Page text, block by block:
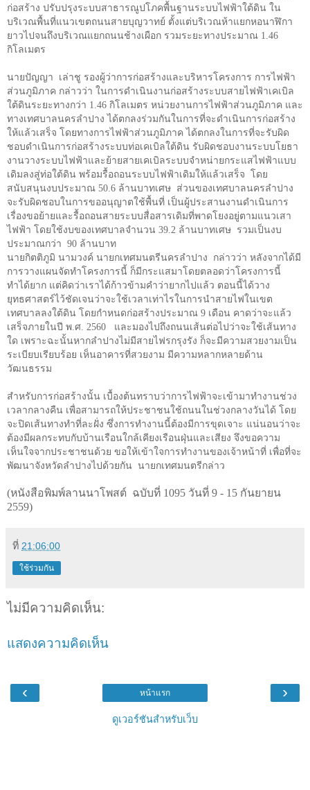
ก่อสร้าง ปรับปรุงระบบสาธารณูปโภคพื้นฐานระบบไฟฟ้าใต้ดิน ใน
บริเวณพื้นที่แนวเขตถนนสายบุญวาทย์ ตั้งแต่บริเวณห้าแยกหอนาฬิกา
ยาวไปจนถึงบริเวณแยกถนนช้างเผือก รวมระยะทางประมาณ 1.46
กิโลเมตร
นายปัญญา
เล่าชู รองผู้ว่าการก่อสร้างและบริหารโครงการ การไฟฟ้า
ส่วนภูมิภาค กล่าวว่า ในการดำเนินงานก่อสร้างระบบสายไฟฟ้าเคเบิล
ใต้ดินระยะทางกว่า 1.46 กิโลเมตร หน่วยงานการไฟฟ้าส่วนภูมิภาค และ
ทางเทศบาลนครลำปาง ได้ตกลงร่วมกันในการที่จะดำเนินการก่อสร้าง
ให้แล้วเสร็จ โดยทางการไฟฟ้าส่วนภูมิภาค ได้ตกลงในการที่จะรับผิด
ชอบดำเนินการก่อสร้างระบบท่อเคเบิลใต้ดิน รับผิดชอบงานระบบโยธา
งานวางระบบไฟฟ้าและย้ายสายเคเบิลระบบจำหน่ายกระแสไฟฟ้าแบบ
เดิมลงสู่ท่อใต้ดิน พร้อมรื้อถอนระบบไฟฟ้าเดิมให้แล้วเสร็จ โดย
สนับสนุนงบประมาณ 50.6 ล้านบาทเศษ ส่วนของเทศบาลนครลำปาง
จะรับผิดชอบในการขออนุญาตใช้พื้นที่ เป็นผู้ประสานงานดำเนินการ
เรื่องขอย้ายและรื้อถอนสายระบบสื่อสารเดิมที่พาดโยงอยู่ตามแนวเสา
ไฟฟ้า โดยใช้งบของเทศบาลจำนวน 39.2 ล้านบาทเศษ รวมเป็นงบ
ประมาณกว่า 90 ล้านบาท
นายกิตติภูมิ นามวงค์ นายกเทศมนตรีนครลำปาง กล่าวว่า หลังจากได้มี
การวางแผนจัดทำโครงการนี้ ก็มีกระแสมาโดยตลอดว่าโครงการนี้
ทำได้ยาก แต่คิดว่าเราได้ก้าวข้ามคำว่ายากไปแล้ว ตอนนี้ได้วาง
ยุทธศาสตร์ไว้ชัดเจนว่าจะใช้เวลาเท่าไรในการนำสายไฟในเขต
เทศบาลลงใต้ดิน โดยกำหนดก่อสร้างประมาณ 9 เดือน คาดว่าจะแล้ว
เสร็จภายในปี พ.ศ. 2560 และมองไปถึงถนนเส้นต่อไปว่าจะใช้เส้นทาง
ใด เพราะฉะนั้นหากลำปางไม่มีสายไฟรกรุงรัง ก็จะมีความสวยงามเป็น
ระเบียบเรียบร้อย เห็นอาคารที่สวยงาม มีความหลากหลายด้าน
วัฒนธรรม
สำหรับการก่อสร้างนั้น เบื้องต้นทราบว่าการไฟฟ้าจะเข้ามาทำงานช่วง
เวลากลางคืน เพื่อสามารถให้ประชาชนใช้ถนนในช่วงกลางวันได้ โดย
จะปิดเส้นทางทำที่ละฝั่ง ซึ่งการทำงานนี้ต้องมีการขุดเจาะ แน่นอนว่าจะ
ต้องมีผลกระทบกับบ้านเรือนใกล้เคียงเรือนฝุ่นและเสียง จึงขอความ
เห็นใจจากประชาชนด้วย ขอให้เข้าใจการทำงานของเจ้าหน้าที่ เพื่อที่จะ
พัฒนาจังหวัดลำปางไปด้วยกัน นายกเทศมนตรีกล่าว
(หนังสือพิมพ์ลานนาโพสต์ ฉบับที่ 1095 วันที่ 9 - 15 กันยายน
2559)
ที่ 21:06:00
ใช้ร่วมกัน
ไม่มีความคิดเห็น:
แสดงความคิดเห็น
‹ ›
หน้าแรก
ดูเวอร์ชันสำหรับเว็บ